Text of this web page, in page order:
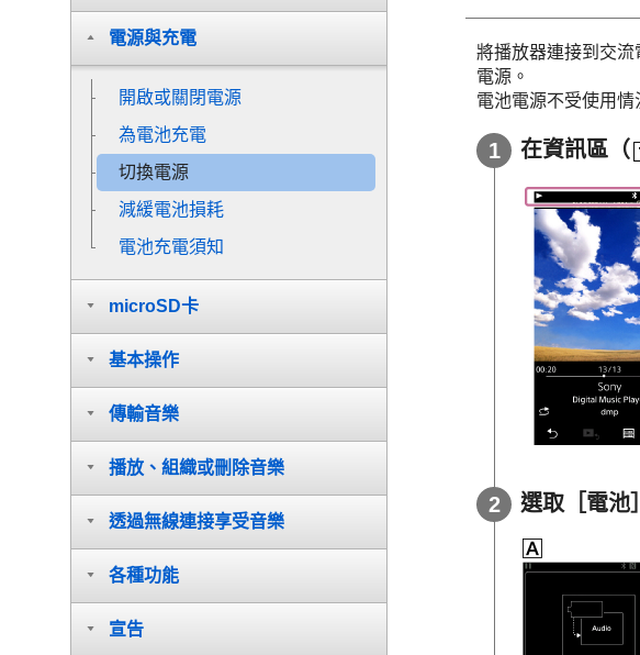
將播放器連接到交
電源。
電池電源不受使用
在資訊區（
選取［電池
電源與充電
開啟或關閉電源
為電池充電
切換電源
減緩電池損耗
電池充電須知
microSD卡
基本操作
傳輸音樂
播放、組織或刪除音樂
透過無線連接享受音樂
各種功能
宣告